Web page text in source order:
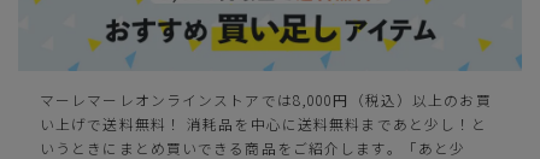
マーレマーレオンラインストアでは8,000円（税込）以上のお買
い上げで送料無料！ 消耗品を中心に送料無料まであと少し！と
いうときにまとめ買いできる商品をご紹介します。「あと少